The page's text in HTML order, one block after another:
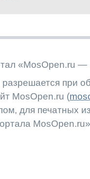
«MosOpen.ru —
при
MosOpen.ru (
для печатных